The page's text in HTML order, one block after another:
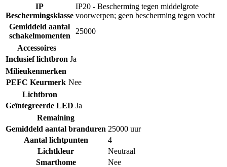
IP
Beschermingsklasse
IP20 - Bescherming tegen middelgrote
voorwerpen; geen bescherming tegen vocht
Gemiddeld aantal
schakelmomenten
25000
Accessoires
Inclusief lichtbron Ja
Milieukenmerken
PEFC Keurmerk Nee
Lichtbron
Geïntegreerde LED Ja
Remaining
Gemiddeld aantal branduren 25000 uur
Aantal lichtpunten
4
Lichtkleur
Neutraal
Smarthome
Nee